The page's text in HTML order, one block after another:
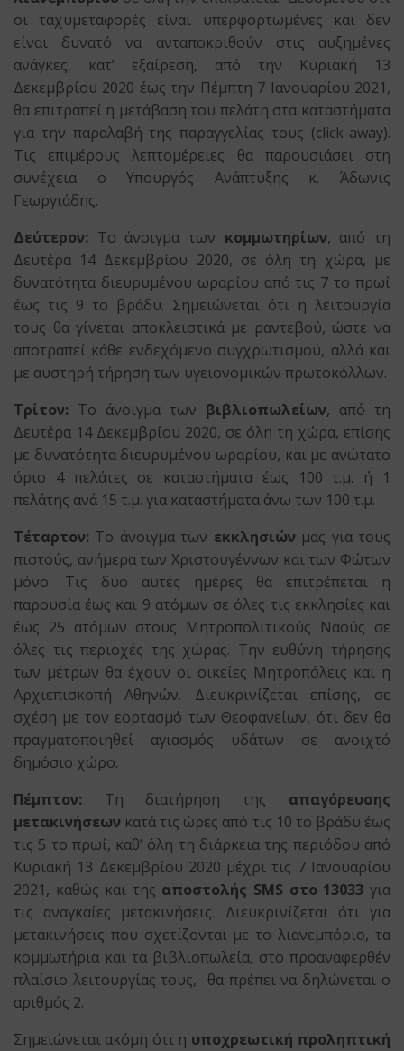
οι ταχυμεταφορές είναι υπερφορτωμένες και δεν
είναι δυνατό να ανταποκριθούν στις αυξημένες
ανάγκες, κατ’ εξαίρεση, από την Κυριακή 13
Δεκεμβρίου 2020 έως την Πέμπτη 7 Ιανουαρίου 2021,
θα επιτραπεί η μετάβαση του πελάτη στα καταστήματα
για την παραλαβή της παραγγελίας τους (click-away).
Τις επιμέρους λεπτομέρειες θα παρουσιάσει στη
συνέχεια ο Υπουργός Ανάπτυξης κ. Άδωνις
Γεωργιάδης.
Δεύτερον: Το άνοιγμα των κομμωτηρίων, από τη
Δευτέρα 14 Δεκεμβρίου 2020, σε όλη τη χώρα, με
δυνατότητα διευρυμένου ωραρίου από τις 7 το πρωί
έως τις 9 το βράδυ. Σημειώνεται ότι η λειτουργία
τους θα γίνεται αποκλειστικά με ραντεβού, ώστε να
αποτραπεί κάθε ενδεχόμενο συγχρωτισμού, αλλά και
με αυστηρή τήρηση των υγειονομικών πρωτοκόλλων.
Τρίτον: Το άνοιγμα των βιβλιοπωλείων, από τη
Δευτέρα 14 Δεκεμβρίου 2020, σε όλη τη χώρα, επίσης
με δυνατότητα διευρυμένου ωραρίου, και με ανώτατο
όριο 4 πελάτες σε καταστήματα έως 100 τ.μ. ή 1
πελάτης ανά 15 τ.μ. για καταστήματα άνω των 100 τ.μ.
Τέταρτον: Το άνοιγμα των εκκλησιών μας για τους
πιστούς, ανήμερα των Χριστουγέννων και των Φώτων
μόνο. Τις δύο αυτές ημέρες θα επιτρέπεται η
παρουσία έως και 9 ατόμων σε όλες τις εκκλησίες και
έως 25 ατόμων στους Μητροπολιτικούς Ναούς σε
όλες τις περιοχές της χώρας. Την ευθύνη τήρησης
των μέτρων θα έχουν οι οικείες Μητροπόλεις και η
Αρχιεπισκοπή Αθηνών. Διευκρινίζεται επίσης, σε
σχέση με τον εορτασμό των Θεοφανείων, ότι δεν θα
πραγματοποιηθεί αγιασμός υδάτων σε ανοιχτό
δημόσιο χώρο.
Πέμπτον: Τη διατήρηση της απαγόρευσης
μετακινήσεων κατά τις ώρες από τις 10 το βράδυ έως
τις 5 το πρωί, καθ’ όλη τη διάρκεια της περιόδου από
Κυριακή 13 Δεκεμβρίου 2020 μέχρι τις 7 Ιανουαρίου
2021, καθώς και της αποστολής SMS στο 13033 για
τις αναγκαίες μετακινήσεις. Διευκρινίζεται ότι για
μετακινήσεις που σχετίζονται με το λιανεμπόριο, τα
κομμωτήρια και τα βιβλιοπωλεία, στο προαναφερθέν
πλαίσιο λειτουργίας τους, θα πρέπει να δηλώνεται ο
αριθμός 2.
Σημειώνεται ακόμη ότι η υποχρεωτική προληπτική